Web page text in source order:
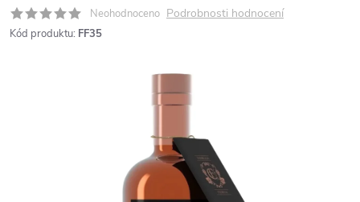
Neohodnoceno Podrobnosti hodnocení
Kód produktu: FF35